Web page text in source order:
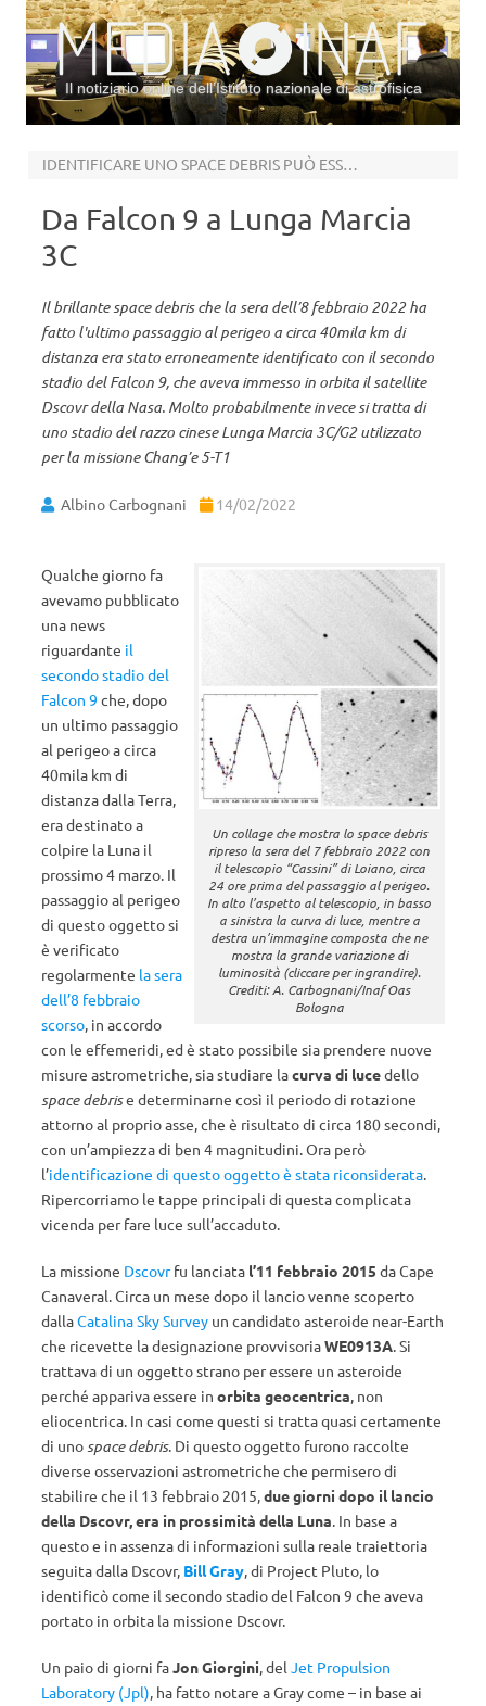
Il notiziario online dell’Istituto nazionale di astrofisica
IDENTIFICARE UNO SPACE DEBRIS PUÒ ESSERE ASSAI COMPLICATO
Da Falcon 9 a Lunga Marcia
3C
Il brillante space debris che la sera dell’8 febbraio 2022 ha
fatto l'ultimo passaggio al perigeo a circa 40mila km di
distanza era stato erroneamente identificato con il secondo
stadio del Falcon 9, che aveva immesso in orbita il satellite
Dscovr della Nasa. Molto probabilmente invece si tratta di
uno stadio del razzo cinese Lunga Marcia 3C/G2 utilizzato
per la missione Chang’e 5-T1
Albino Carbognani 14/02/2022
Un collage che mostra lo space debris
ripreso la sera del 7 febbraio 2022 con
il telescopio “Cassini” di Loiano, circa
24 ore prima del passaggio al perigeo.
In alto l’aspetto al telescopio, in basso
a sinistra la curva di luce, mentre a
destra un’immagine composta che ne
mostra la grande variazione di
luminosità (cliccare per ingrandire).
Crediti: A. Carbognani/Inaf Oas
Bologna
Qualche giorno fa
avevamo pubblicato
una news
riguardante il
secondo stadio del
Falcon 9 che, dopo
un ultimo passaggio
al perigeo a circa
40mila km di
distanza dalla Terra,
era destinato a
colpire la Luna il
prossimo 4 marzo. Il
passaggio al perigeo
di questo oggetto si
è verificato
regolarmente la sera
dell’8 febbraio
scorso, in accordo
con le effemeridi, ed è stato possibile sia prendere nuove
misure astrometriche, sia studiare lacurva di lucedello
space debrise determinarne così il periodo di rotazione
attorno al proprio asse, che è risultato di circa 180 secondi,
con un’ampiezza di ben 4 magnitudini. Ora però
l’identificazione di questo oggetto è stata riconsiderata.
Ripercorriamo le tappe principali di questa complicata
vicenda per fare luce sull’accaduto.
La missione Dscovrfu lanciata l’11 febbraio 2015 da Cape
Canaveral. Circa un mese dopo il lancio venne scoperto
dallaCatalina Sky Survey un candidato asteroide near-Earth
che ricevette la designazione provvisoriaWE0913A. Si
trattava di un oggetto strano per essere un asteroide
perché appariva essere in orbita geocentrica, non
eliocentrica. In casi come questi si tratta quasi certamente
di unospace debris. Di questo oggetto furono raccolte
diverse osservazioni astrometriche che permisero di
stabilire che il 13 febbraio 2015,due giorni dopo il lancio
della Dscovr, era in prossimità della Luna. In base a
questo e in assenza di informazioni sulla reale traiettoria
seguita dalla Dscovr, Bill Gray, di Project Pluto, lo
identificò come il secondo stadio del Falcon 9 che aveva
portato in orbita la missione Dscovr.
Un paio di giorni faJon Giorgini, del Jet Propulsion
Laboratory (Jpl), ha fatto notare a Gray come – in base ai